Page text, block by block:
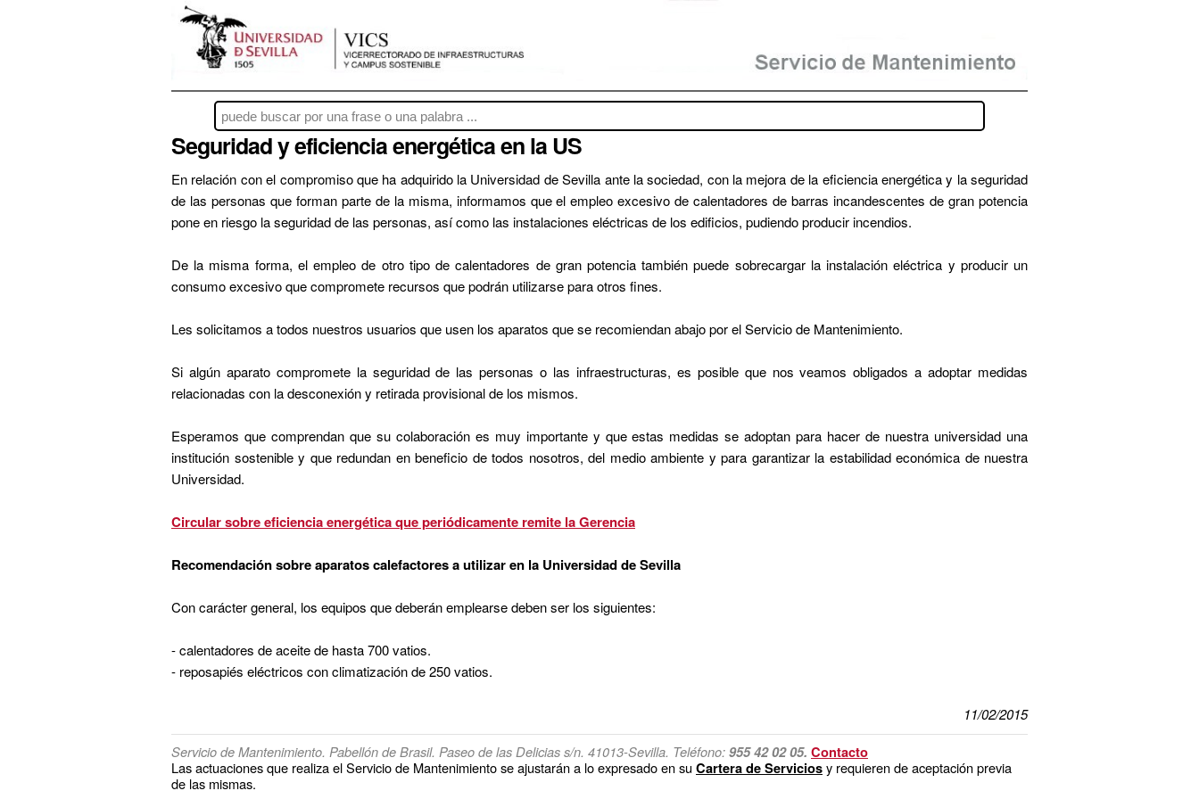
Seguridad y eficiencia energética en la US
En relación con el compromiso que ha adquirido la Universidad de Sevilla ante la sociedad, con la mejora de la eficiencia energética y la seguridad
de las personas que forman parte de la misma, informamos que el empleo excesivo de calentadores de barras incandescentes de gran potencia
pone en riesgo la seguridad de las personas, así como las instalaciones eléctricas de los edificios, pudiendo producir incendios.
De la misma forma, el empleo de otro tipo de calentadores de gran potencia también puede sobrecargar la instalación eléctrica y producir un
consumo excesivo que compromete recursos que podrán utilizarse para otros fines.
Les solicitamos a todos nuestros usuarios que usen los aparatos que se recomiendan abajo por el Servicio de Mantenimiento.
Si algún aparato compromete la seguridad de las personas o las infraestructuras, es posible que nos veamos obligados a adoptar medidas
relacionadas con la desconexión y retirada provisional de los mismos.
Esperamos que comprendan que su colaboración es muy importante y que estas medidas se adoptan para hacer de nuestra universidad una
institución sostenible y que redundan en beneficio de todos nosotros, del medio ambiente y para garantizar la estabilidad económica de nuestra
Universidad.
Circular sobre eficiencia energética que periódicamente remite la Gerencia
Recomendación sobre aparatos calefactores a utilizar en la Universidad de Sevilla
Con carácter general, los equipos que deberán emplearse deben ser los siguientes:
- calentadores de aceite de hasta 700 vatios.
- reposapiés eléctricos con climatización de 250 vatios.
11/02/2015
Servicio de Mantenimiento. Pabellón de Brasil. Paseo de las Delicias s/n. 41013-Sevilla. Teléfono:955 42 02 05. Contacto
Las actuaciones que realiza el Servicio de Mantenimiento se ajustarán a lo expresado en su Cartera de Serviciosy requieren de aceptación previa
de las mismas.